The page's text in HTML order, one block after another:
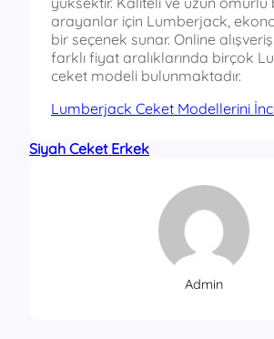
arayanlar için Lumberjack,
bir seçenek sunar. Online
farklı fiyat aralıklarında birçok
ceket modeli bulunmaktadır.
Lumberjack Ceket Modellerini
Siyah Ceket Erkek
Admin